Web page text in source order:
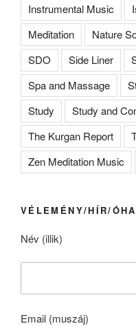
Instrumental Music
Meditation
Nature
SDO
Side Liner
Spa and Massage
Study
Study and
The Kurgan Report
Zen Meditation Music
VÉLEMÉNY/HÍR/
Név (illik)
Email (muszáj)